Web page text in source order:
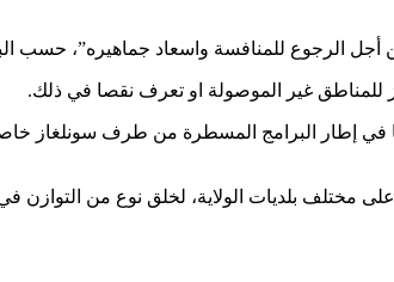
الرجوع للمنافسة واسعاد جماهيره”، حسب
للمناطق غير الموصولة او تعرف نقصا في ذلك.
إطار البرامج المسطرة من طرف سونلغاز
بلديات الولاية، لخلق نوع من التوازن في